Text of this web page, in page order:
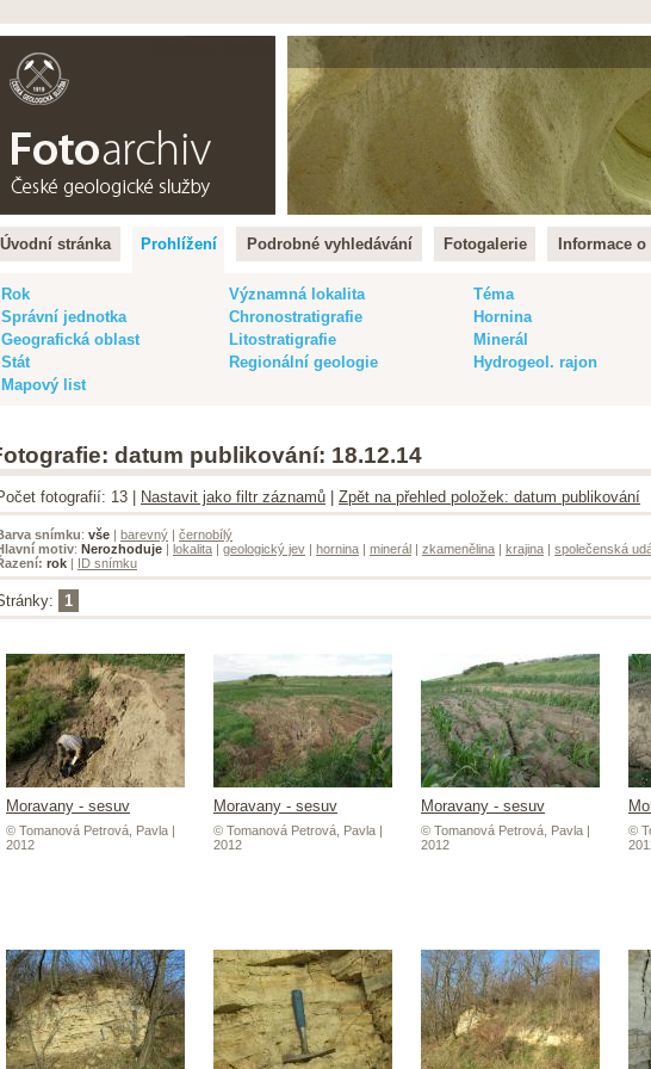
Úvodní stránka Prohlížení Podrobné vyhledávání Fotogalerie Informace
Rok Významná lokalita Téma
Správní jednotka
Chronostratigrafie Hornina
Geografická oblast
Litostratigrafie Minerál
Stát
Regionální geologie Hydrogeol. rajon
Mapový list
datum publikování: 18.12.14
fotografií: 13 | Nastavit jako filtr záznamů Zpět na přehled položek: datum publikování
snímku: vše | barevný | černobílý
motiv: Nerozhoduje | lokalita | geologický jev | hornina | minerál | zkamenělina | krajina | společenská
rok | ID snímku
1
Moravany - sesuv
© Tomanová Petrová, Pavla |
2012
Moravany - sesuv
© Tomanová Petrová, Pavla |
2012
Moravany - sesuv
© Tomanová Petrová, Pavla |
2012
©